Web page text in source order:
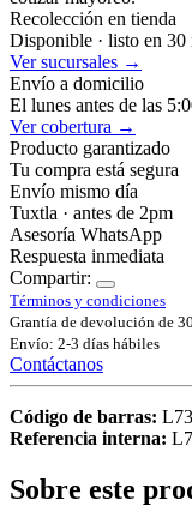
Recolección en tienda
Disponible · listo en 30
Ver sucursales →
Envío a domicilio
El lunes antes de las
Ver cobertura →
Producto garantizado
Tu compra está segura
Envío mismo día
Tuxtla · antes de 2pm
Asesoría WhatsApp
Respuesta inmediata
Compartir:
Términos y condiciones
Grantía de devolución de
Envío: 2-3 días hábiles
Contáctanos
Código de barras:
Referencia interna:
Sobre este